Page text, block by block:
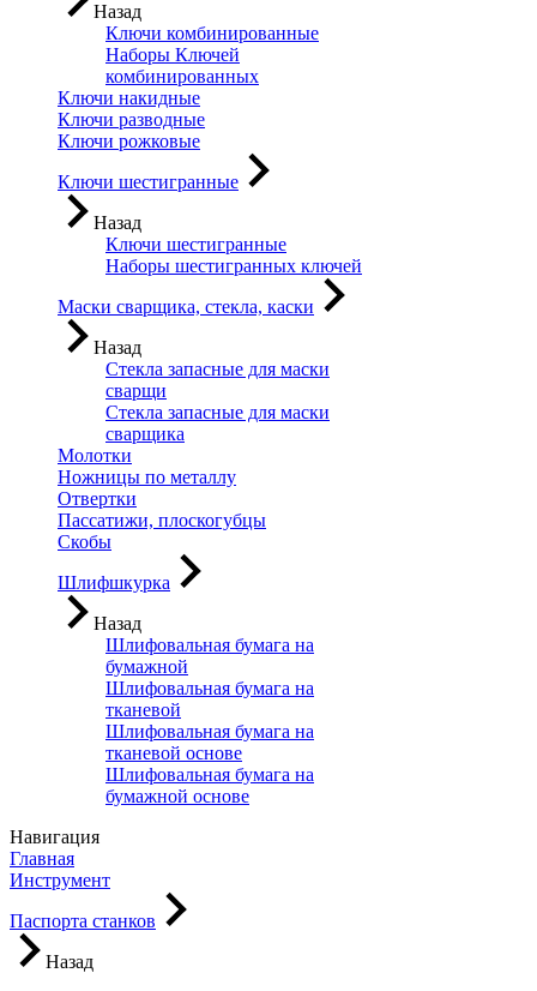
Назад
Ключи комбинированные
Наборы Ключей
комбинированных
Ключи накидные
Ключи разводные
Ключи рожковые
Ключи шестигранные
Назад
Ключи шестигранные
Наборы шестигранных ключей
Маски сварщика, стекла, каски
Назад
Стекла запасные для маски
сварщи
Стекла запасные для маски
сварщика
Молотки
Ножницы по металлу
Отвертки
Пассатижи, плоскогубцы
Скобы
Шлифшкурка
Назад
Шлифовальная бумага на
бумажной
Шлифовальная бумага на
тканевой
Шлифовальная бумага на
тканевой основе
Шлифовальная бумага на
бумажной основе
Навигация
Главная
Инструмент
Паспорта станков
Назад